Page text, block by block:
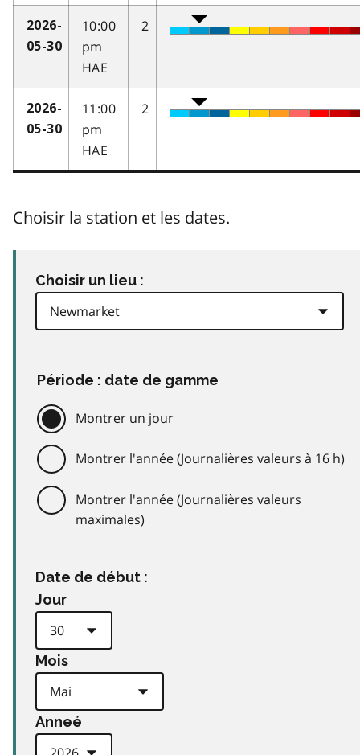
2026-
05-30
10:00
pm
HAE
2
2026-
05-30
11:00
pm
HAE
2
Choisir la station et les dates.
Choisir un lieu :
Période : date de gamme
Montrer un jour
Montrer l'année (Journalières valeurs à 16 h)
Montrer l'année (Journalières valeurs
maximales)
Date de début :
Jour
Mois
Anneé